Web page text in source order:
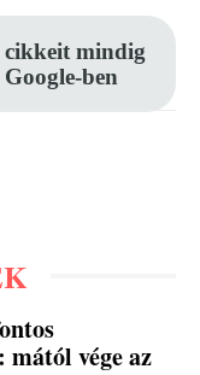
cikkeit mindig
ben
vége az